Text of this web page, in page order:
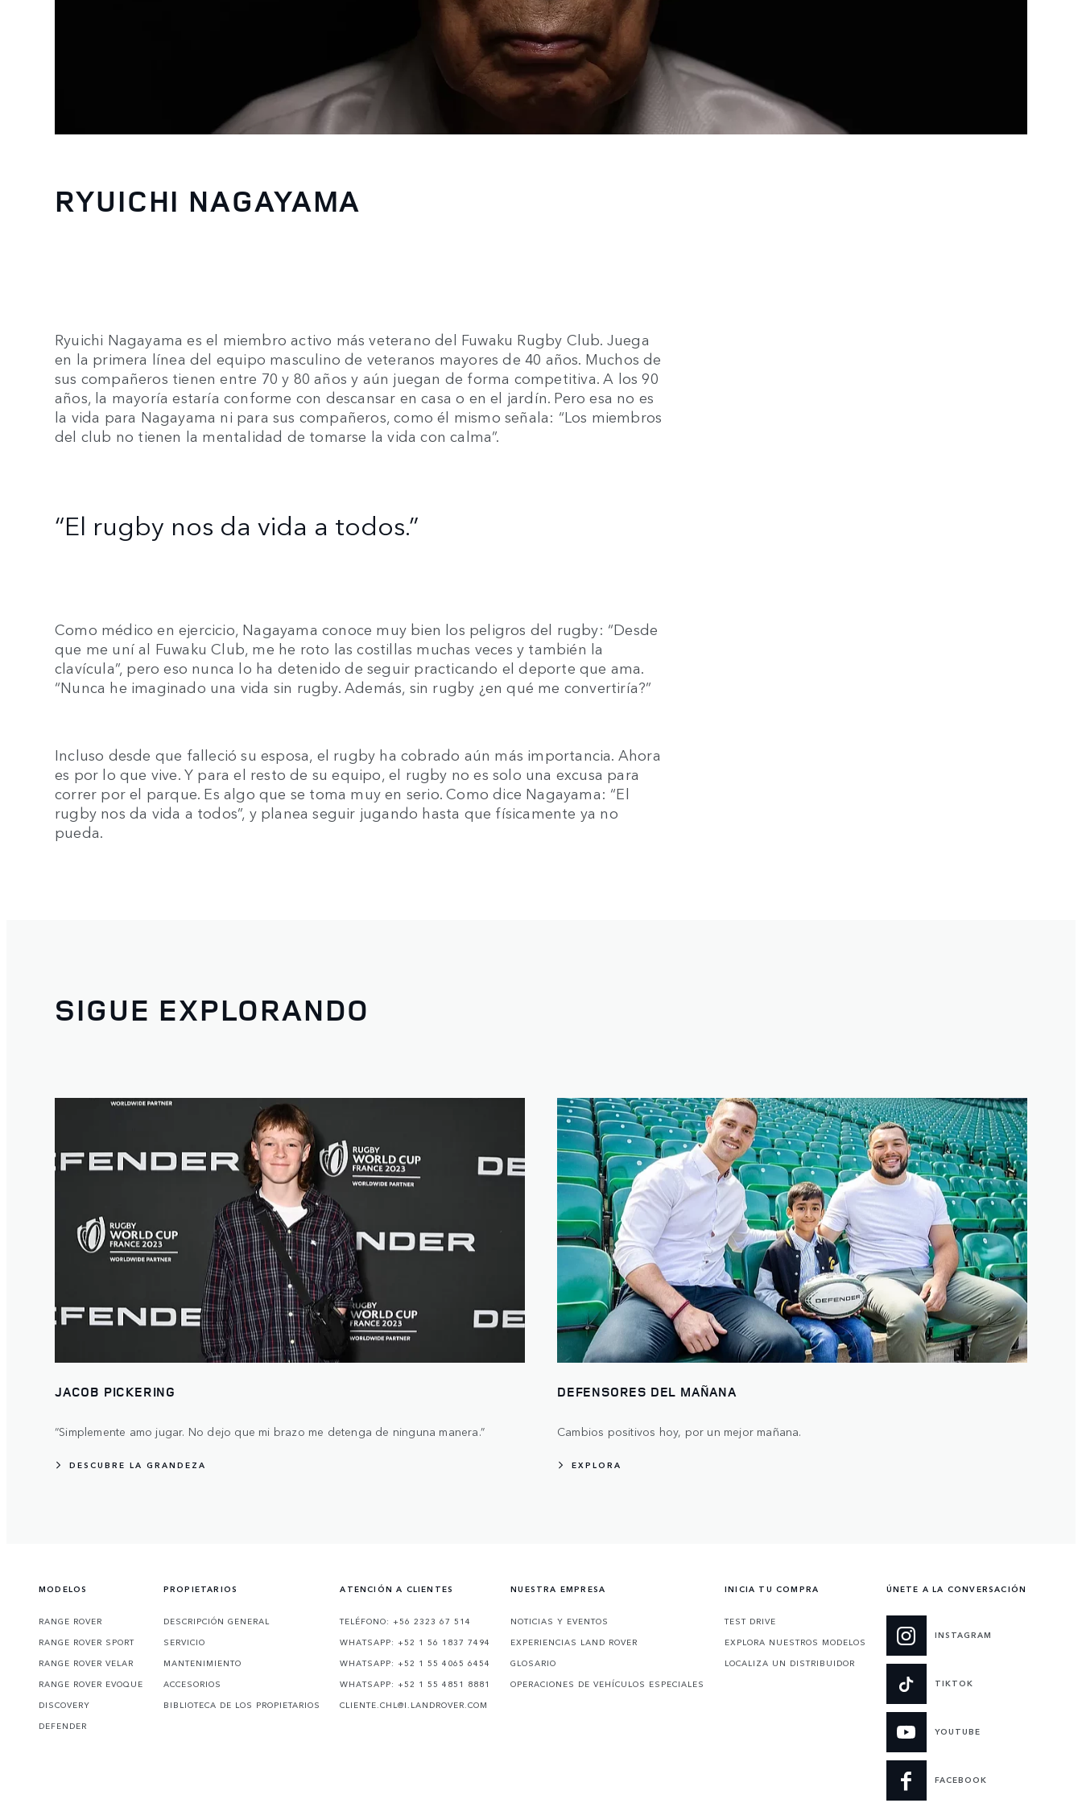
RYUICHI NAGAYAMA
Ryuichi Nagayama es el miembro activo más veterano del Fuwaku Rugby Club. Juega
en la primera línea del equipo masculino de veteranos mayores de 40 años. Muchos de
sus compañeros tienen entre 70 y 80 años y aún juegan de forma competitiva. A los 90
años, la mayoría estaría conforme con descansar en casa o en el jardín. Pero esa no es
la vida para Nagayama ni para sus compañeros, como él mismo señala: “Los miembros
del club no tienen la mentalidad de tomarse la vida con calma”.
“El rugby nos da vida a todos.”
Como médico en ejercicio, Nagayama conoce muy bien los peligros del rugby: “Desde
que me uní al Fuwaku Club, me he roto las costillas muchas veces y también la
clavícula”, pero eso nunca lo ha detenido de seguir practicando el deporte que ama.
“Nunca he imaginado una vida sin rugby. Además, sin rugby ¿en qué me convertiría?”
Incluso desde que falleció su esposa, el rugby ha cobrado aún más importancia. Ahora
es por lo que vive. Y para el resto de su equipo, el rugby no es solo una excusa para
correr por el parque. Es algo que se toma muy en serio. Como dice Nagayama: “El
rugby nos da vida a todos”, y planea seguir jugando hasta que físicamente ya no
pueda.
SIGUE EXPLORANDO
JACOB PICKERING
“Simplemente amo jugar. No dejo que mi brazo me detenga de ninguna manera.”
DESCUBRE LA GRANDEZA
DEFENSORES DEL MAÑANA
Cambios positivos hoy, por un mejor mañana.
EXPLORA
MODELOS
RANGE ROVER
RANGE ROVER SPORT
RANGE ROVER VELAR
RANGE ROVER EVOQUE
DISCOVERY
DEFENDER
PROPIETARIOS
DESCRIPCIÓN GENERAL
SERVICIO
MANTENIMIENTO
ACCESORIOS
BIBLIOTECA DE LOS PROPIETARIOS
ATENCIÓN A CLIENTES
TELÉFONO: +56 2323 67 514
WHATSAPP: +52 1 56 1837 7494
WHATSAPP: +52 1 55 4065 6454
WHATSAPP: +52 1 55 4851 8881
CLIENTE.CHL@I.LANDROVER.COM
NUESTRA EMPRESA
NOTICIAS Y EVENTOS
EXPERIENCIAS LAND ROVER
GLOSARIO
OPERACIONES DE VEHÍCULOS ESPECIALES
INICIA TU COMPRA
TEST DRIVE
EXPLORA NUESTROS MODELOS
LOCALIZA UN DISTRIBUIDOR
ÚNETE A LA CONVERSACIÓN
INSTAGRAM
TIKTOK
YOUTUBE
FACEBOOK